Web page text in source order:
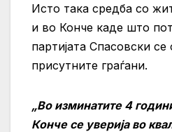
Исто така средба со
и во Конче каде што
партијата Спасовски се
присутните граѓани.
„Во изминатите 4
Конче се уверија во